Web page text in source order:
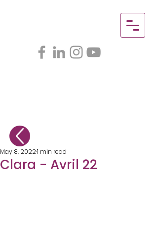
Clara - Avril 22
May 8, 20221 min read